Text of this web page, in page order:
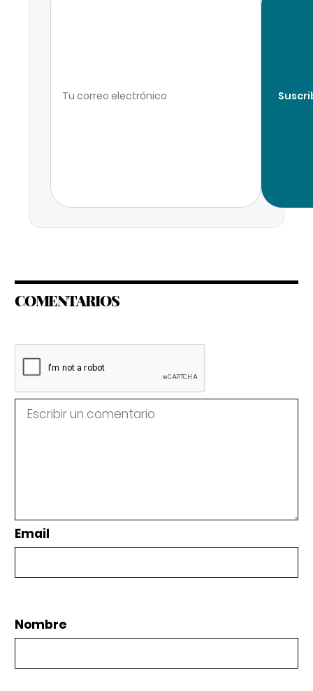
COMENTARIOS
Email
Nombre